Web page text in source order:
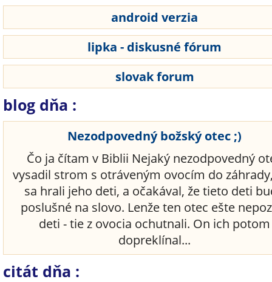
android verzia
lipka - diskusné fórum
slovak forum
blog dňa :
Nezodpovedný božský otec ;)
Čo ja čítam v Biblii Nejaký nezodpovedný
vysadil strom s otráveným ovocím do
sa hrali jeho deti, a očakával, že tieto deti
poslušné na slovo. Lenže ten otec ešte
deti - tie z ovocia ochutnali. On ich potom
dopreklínal...
citát dňa :